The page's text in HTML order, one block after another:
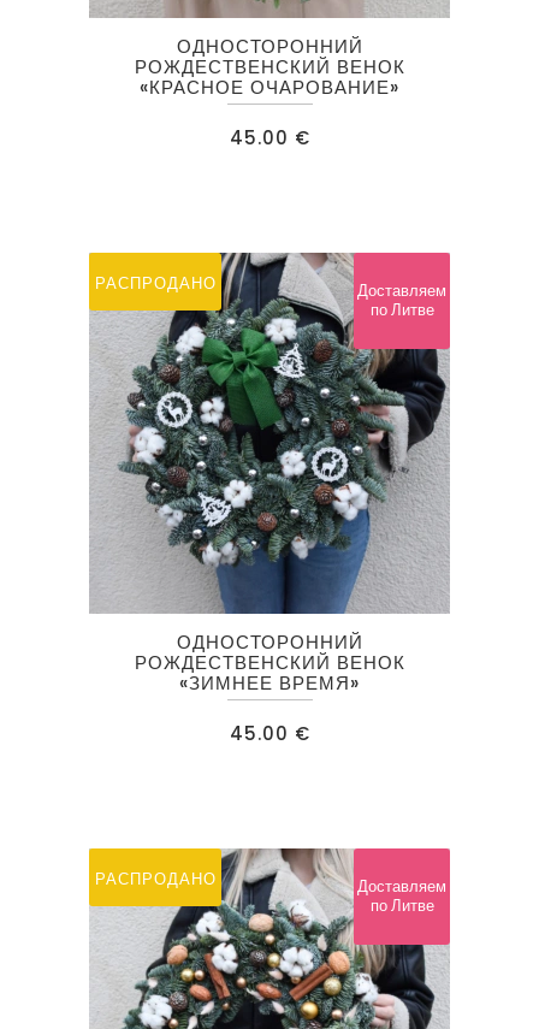
ОДНОСТОРОННИЙ
РОЖДЕСТВЕНСКИЙ ВЕНОК
«КРАСНОЕ ОЧАРОВАНИЕ»
45.00 €
РАСПРОДАНО
ОДНОСТОРОННИЙ
РОЖДЕСТВЕНСКИЙ ВЕНОК
«ЗИМНЕЕ ВРЕМЯ»
45.00 €
Доставляем
по Литве
РАСПРОДАНО
Доставляем
по Литве